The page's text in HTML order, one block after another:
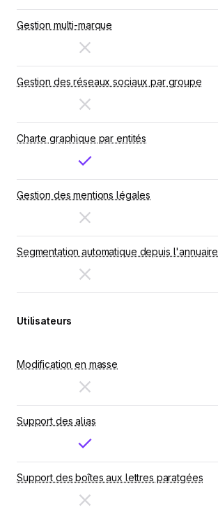
Gestion multi-marque
Gestion des réseaux sociaux par groupe
Charte graphique par entités
Gestion des mentions légales
Segmentation automatique depuis l'annuaire
Utilisateurs
Modification en masse
Support des alias
Support des boîtes aux lettres paratgées